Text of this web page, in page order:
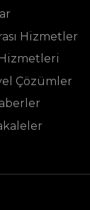
Hizmetler
Çözümler